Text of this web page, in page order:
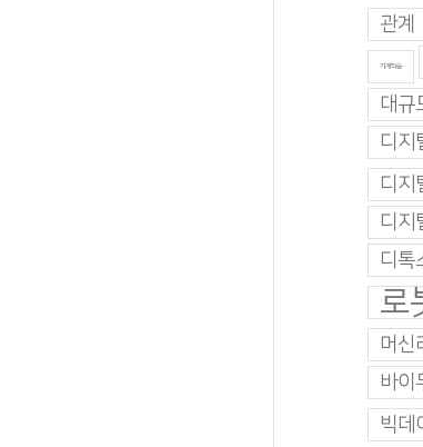
관계
기계학습
대규
디지
디지
디지
디톡
로
머신
바이
빅데